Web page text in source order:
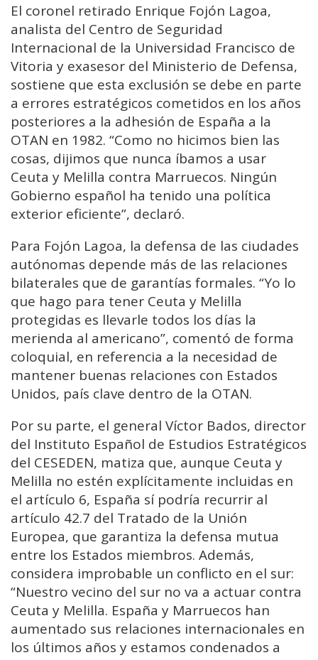
El coronel retirado Enrique Fojón Lagoa,
analista del Centro de Seguridad
Internacional de la Universidad Francisco de
Vitoria y exasesor del Ministerio de Defensa,
sostiene que esta exclusión se debe en parte
a errores estratégicos cometidos en los años
posteriores a la adhesión de España a la
OTAN en 1982. “Como no hicimos bien las
cosas, dijimos que nunca íbamos a usar
Ceuta y Melilla contra Marruecos. Ningún
Gobierno español ha tenido una política
exterior eficiente”, declaró.
Para Fojón Lagoa, la defensa de las ciudades
autónomas depende más de las relaciones
bilaterales que de garantías formales. “Yo lo
que hago para tener Ceuta y Melilla
protegidas es llevarle todos los días la
merienda al americano”, comentó de forma
coloquial, en referencia a la necesidad de
mantener buenas relaciones con Estados
Unidos, país clave dentro de la OTAN.
Por su parte, el general Víctor Bados, director
del Instituto Español de Estudios Estratégicos
del CESEDEN, matiza que, aunque Ceuta y
Melilla no estén explícitamente incluidas en
el artículo 6, España sí podría recurrir al
artículo 42.7 del Tratado de la Unión
Europea, que garantiza la defensa mutua
entre los Estados miembros. Además,
considera improbable un conflicto en el sur:
“Nuestro vecino del sur no va a actuar contra
Ceuta y Melilla. España y Marruecos han
aumentado sus relaciones internacionales en
los últimos años y estamos condenados a